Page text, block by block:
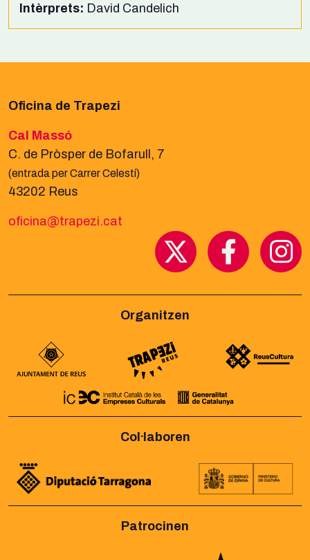
Intèrprets: David Candelich
Oficina de Trapezi
Cal Massó
C. de Pròsper de Bofarull, 7
(entrada per Carrer Celestí)
43202 Reus
oficina@trapezi.cat
Organitzen
Col·laboren
Patrocinen